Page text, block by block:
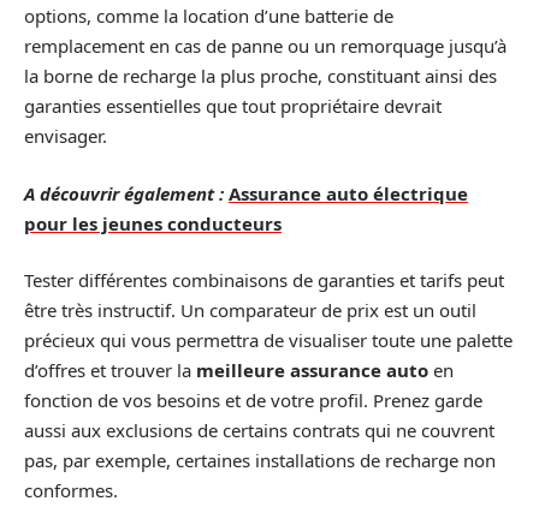
options, comme la location d’une batterie de
remplacement en cas de panne ou un remorquage jusqu’à
la borne de recharge la plus proche, constituant ainsi des
garanties essentielles que tout propriétaire devrait
envisager.
A découvrir également : Assurance auto électrique
pour les jeunes conducteurs
Tester différentes combinaisons de garanties et tarifs peut
être très instructif. Un comparateur de prix est un outil
précieux qui vous permettra de visualiser toute une palette
d’offres et trouver la meilleure assurance auto en
fonction de vos besoins et de votre profil. Prenez garde
aussi aux exclusions de certains contrats qui ne couvrent
pas, par exemple, certaines installations de recharge non
conformes.